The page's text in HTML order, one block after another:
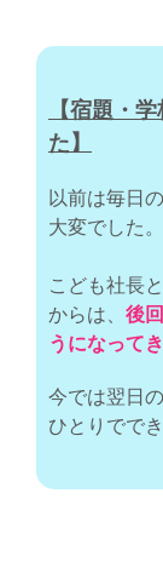
【宿題・
た】
以前は毎日
大変でした。
こども社長
からは、 後
うになって
今では翌日
ひとりでで